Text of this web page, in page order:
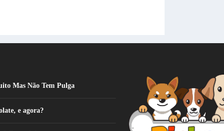
Mas Não Tem Pulga
e agora?